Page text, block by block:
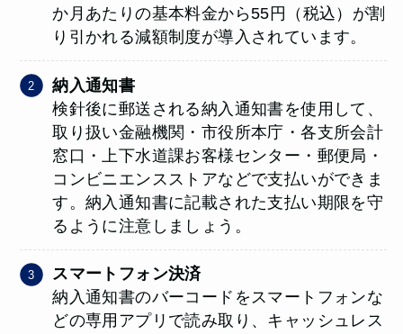
か月あたりの基本料金から55円（税込）が割
り引かれる減額制度が導入されています。
納入通知書
検針後に郵送される納入通知書を使用して、
取り扱い金融機関・市役所本庁・各支所会計
窓口・上下水道課お客様センター・郵便局・
コンビニエンスストアなどで支払いができま
す。納入通知書に記載された支払い期限を守
るように注意しましょう。
スマートフォン決済
納入通知書のバーコードをスマートフォンな
どの専用アプリで読み取り、キャッシュレス